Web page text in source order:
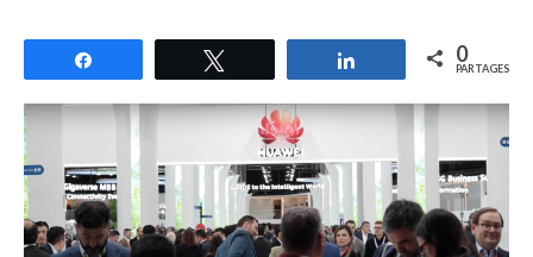
Partagez 0
PARTAGES